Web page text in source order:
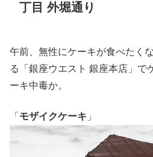
丁目 外堀通り
午前、無性にケーキが食べたく
る「銀座ウエスト 銀座本店」で
ーキ中毒か。
「 モザイクケーキ 」